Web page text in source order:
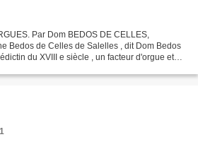
Par Dom BEDOS DE CELLES,
Bedos de Celles de Salelles , dit Dom Bedos
du XVIII e siècle , un facteur d'orgue et